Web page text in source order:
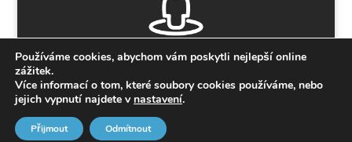
Poctivé jednání bez zálohy předem
Používáme cookies, abychom vám poskytli nejlepší online
zážitek.
Více informací o tom, které soubory cookies používáme, nebo
jejich vypnutí najdete v nastavení.
Přijmout Odmítnout